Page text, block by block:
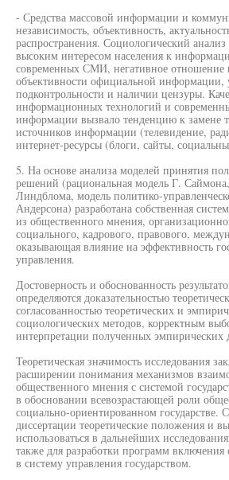
- Средства массовой информации и
независимость, объективность,
распространения. Социологический
высоким интересом населения к
современных СМИ, негативное отношение
объективности официальной информации,
подконтрольности и наличии цензуры.
информационных технологий и
информации вызвало тенденцию к замене
источников информации (телевидение,
интернет-ресурсы (блоги, сайты,
5. На основе анализа моделей принятия
решений (рациональная модель Г.
Линдблома, модель политико-
Андерсона) разработана собственная
из общественного мнения,
социального, кадрового, правового,
оказывающая влияние на эффективность
управления.
Достоверность и обоснованность
определяются доказательностью
согласованностью теоретических и
социологических методов, корректным
интерпретации полученных эмпирических
Теоретическая значимость исследования
расширении понимания механизмов
общественного мнения с системой
в обосновании всевозрастающей роли
социально-ориентированном государстве.
диссертации теоретические положения и
использоваться в дальнейших
также для разработки программ
в систему управления государством.